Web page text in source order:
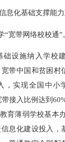
化基础支撑能力
带网络校校通”
设施纳入学校建
带中国和贫困村
，实现全国中小
接入比例达到
育薄弱学校基本
息化建设投入，